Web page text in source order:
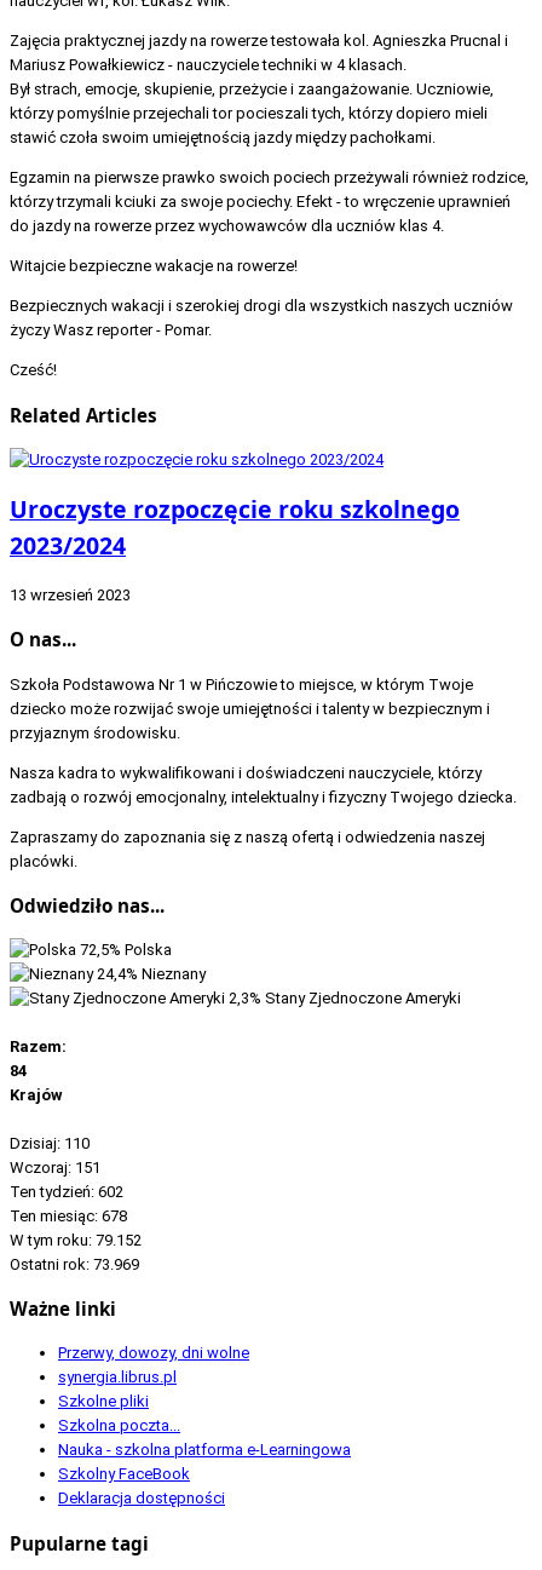
Zajęcia praktycznej jazdy na rowerze testowała kol. Agnieszka Prucnal i
Mariusz Powałkiewicz - nauczyciele techniki w 4 klasach.
Był strach, emocje, skupienie, przeżycie i zaangażowanie. Uczniowie,
którzy pomyślnie przejechali tor pocieszali tych, którzy dopiero mieli
stawić czoła swoim umiejętnością jazdy między pachołkami.
Egzamin na pierwsze prawko swoich pociech przeżywali również rodzice,
którzy trzymali kciuki za swoje pociechy. Efekt - to wręczenie uprawnień
do jazdy na rowerze przez wychowawców dla uczniów klas 4.
Witajcie bezpieczne wakacje na rowerze!
Bezpiecznych wakacji i szerokiej drogi dla wszystkich naszych uczniów
życzy Wasz reporter - Pomar.
Cześć!
Related Articles
Uroczyste rozpoczęcie roku szkolnego
2023/2024
13 wrzesień 2023
O nas...
Szkoła Podstawowa Nr 1 w Pińczowie to miejsce, w którym Twoje
dziecko może rozwijać swoje umiejętności i talenty w bezpiecznym i
przyjaznym środowisku.
Nasza kadra to wykwalifikowani i doświadczeni nauczyciele, którzy
zadbają o rozwój emocjonalny, intelektualny i fizyczny Twojego dziecka.
Zapraszamy do zapoznania się z naszą ofertą i odwiedzenia naszej
placówki.
Odwiedziło nas...
72,5% Polska
24,4% Nieznany
2,3% Stany Zjednoczone Ameryki
Razem:
84
Krajów
Dzisiaj: 110
Wczoraj: 151
Ten tydzień: 602
Ten miesiąc: 678
W tym roku: 79.152
Ostatni rok: 73.969
Ważne linki
Przerwy, dowozy, dni wolne
synergia.librus.pl
Szkolne pliki
Szkolna poczta...
Nauka - szkolna platforma e-Learningowa
Szkolny FaceBook
Deklaracja dostępności
Pupularne tagi